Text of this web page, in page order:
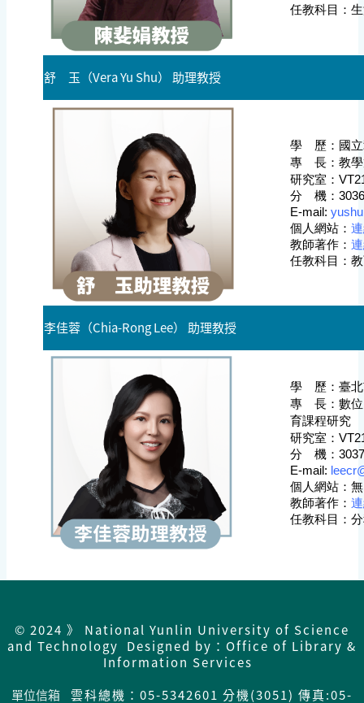
任教科目：
舒 玉（Vera Yu Shu） 助理教授
學 歷： 國
專 長：教學
研究室：
分 機：
E-mail:
個人網站：
教師著作：
任教科目：
李佳蓉（Chia-Rong Lee） 助理教授
學 歷： 臺
專 長：數位
育課程研究
研究室：
分 機：
E-mail:
個人網站：無
教師著作：
任教科目：
© 2024 》 National Yunlin University of Science
and Technology Designed by：Office of Library &
Information Services
單位信箱
雲科總機：05-5342601 分機(3051) 傳真:05-